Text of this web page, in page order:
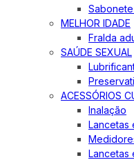
MELHOR IDADE
Fralda
SAÚDE SEXUAL
ACESSÓRIOS
Inalação
Lancetas
Lancetas